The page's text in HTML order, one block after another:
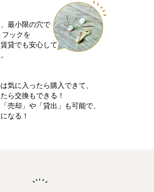
最小限の穴で
フックを
貸でも安心して
売却」や「貸出」も可能で、
なる！
気に入ったら購入できて、
ら交換もできる！